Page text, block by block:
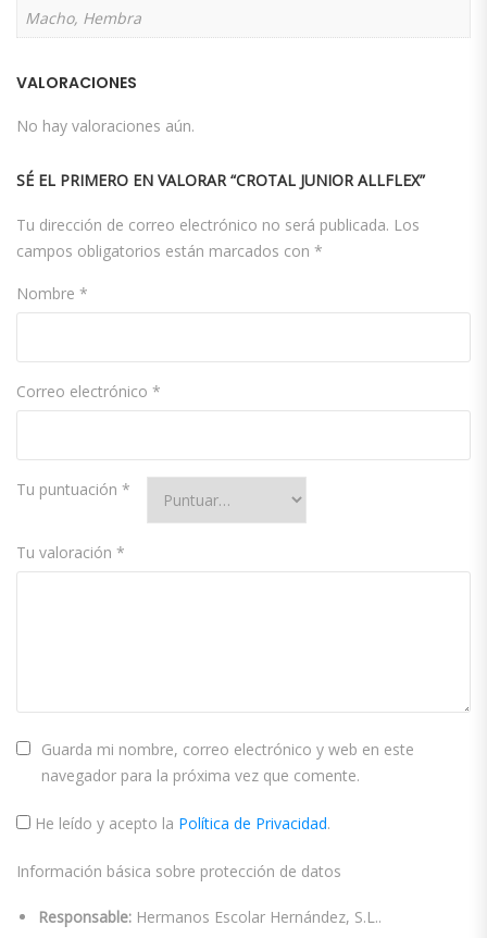
Macho, Hembra
VALORACIONES
No hay valoraciones aún.
SÉ EL PRIMERO EN VALORAR “CROTAL JUNIOR ALLFLEX”
Tu dirección de correo electrónico no será publicada. Los
campos obligatorios están marcados con *
Nombre *
Correo electrónico *
Tu puntuación *
Tu valoración *
Guarda mi nombre, correo electrónico y web en este
navegador para la próxima vez que comente.
He leído y acepto la Política de Privacidad.
Información básica sobre protección de datos
Responsable: Hermanos Escolar Hernández, S.L..